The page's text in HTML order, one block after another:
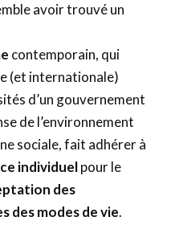
avoir trouvé un
contemporain, qui
(et internationale)
d’un gouvernement
de l’environnement
sociale, fait adhérer à
individuelpour le
des
des modes de vie.